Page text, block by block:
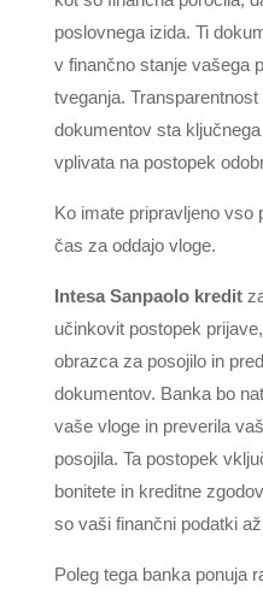
poslovnega izida. Ti
v finančno stanje vašega
tveganja.
dokumentov sta
vplivata na postopek
Ko imate pripravljeno vso
čas za oddajo vloge.
Intesa Sanpaolo kredit
učinkovit postopek
obrazca za posojilo in
dokumentov. Banka bo
vaše vloge in preverila
posojila. Ta postopek
bonitete in kreditne
so vaši finančni podatki
Poleg tega banka ponuja